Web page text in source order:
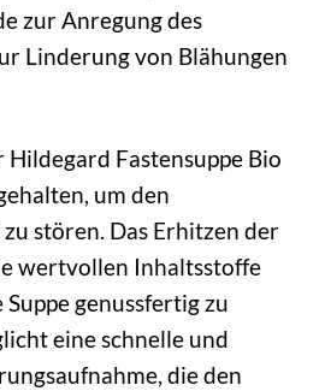
zur Anregung des
Linderung von Blähungen
Fastensuppe Bio
um den
stören. Das Erhitzen der
wertvollen Inhaltsstoffe
genussfertig zu
eine schnelle und
die den